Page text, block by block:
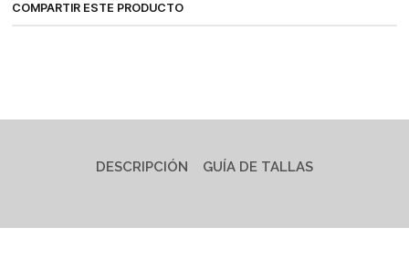
COMPARTIR ESTE PRODUCTO
DESCRIPCIÓN GUÍA DE TALLAS